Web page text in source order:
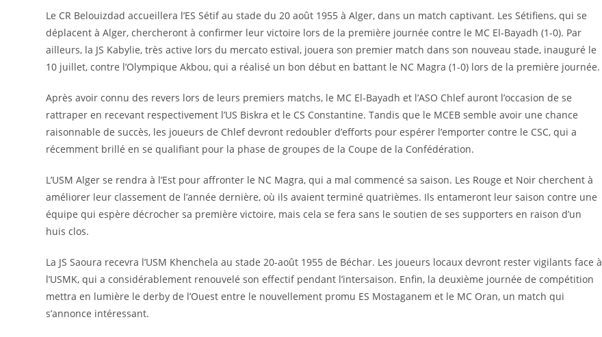
Le CR Belouizdad accueillera l’ES Sétif au stade du 20 août 1955 à Alger, dans un match captivant. Les Sétifiens, qui se
déplacent à Alger, chercheront à confirmer leur victoire lors de la première journée contre le MC El-Bayadh (1-0). Par
ailleurs, la JS Kabylie, très active lors du mercato estival, jouera son premier match dans son nouveau stade, inauguré le
10 juillet, contre l’Olympique Akbou, qui a réalisé un bon début en battant le NC Magra (1-0) lors de la première journée.
Après avoir connu des revers lors de leurs premiers matchs, le MC El-Bayadh et l’ASO Chlef auront l’occasion de se
rattraper en recevant respectivement l’US Biskra et le CS Constantine. Tandis que le MCEB semble avoir une chance
raisonnable de succès, les joueurs de Chlef devront redoubler d’efforts pour espérer l’emporter contre le CSC, qui a
récemment brillé en se qualifiant pour la phase de groupes de la Coupe de la Confédération.
L’USM Alger se rendra à l’Est pour affronter le NC Magra, qui a mal commencé sa saison. Les Rouge et Noir cherchent à
améliorer leur classement de l’année dernière, où ils avaient terminé quatrièmes. Ils entameront leur saison contre une
équipe qui espère décrocher sa première victoire, mais cela se fera sans le soutien de ses supporters en raison d’un
huis clos.
La JS Saoura recevra l’USM Khenchela au stade 20-août 1955 de Béchar. Les joueurs locaux devront rester vigilants face à
l’USMK, qui a considérablement renouvelé son effectif pendant l’intersaison. Enfin, la deuxième journée de compétition
mettra en lumière le derby de l’Ouest entre le nouvellement promu ES Mostaganem et le MC Oran, un match qui
s’annonce intéressant.